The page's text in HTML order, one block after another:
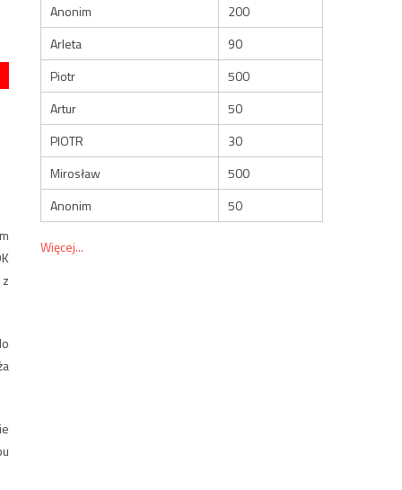
Anonim
200
Arleta
90
Piotr
500
Artur
50
PIOTR
30
Mirosław
500
Anonim
50
Więcej...